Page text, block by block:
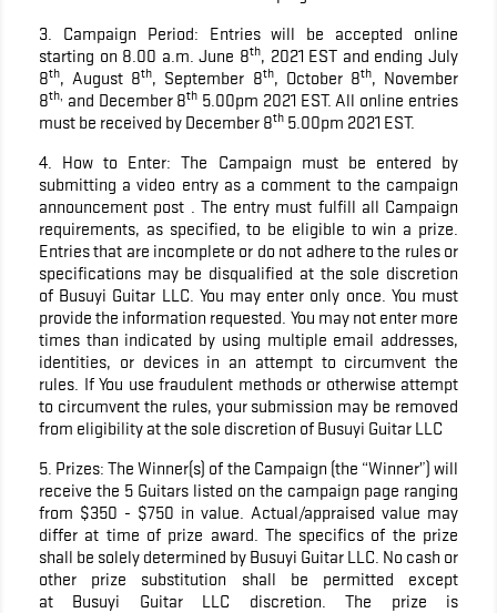
3. Campaign Period: Entries will be accepted online
starting on 8.00 a.m. June 8th, 2021 EST and ending July
8th, August 8th, September 8th, October 8th, November
8th, and December 8th 5.00pm 2021 EST. All online entries
must be received by December 8th 5.00pm 2021 EST.
4. How to Enter: The Campaign must be entered by
submitting a video entry as a comment to the campaign
announcement post . The entry must fulfill all Campaign
requirements, as specified, to be eligible to win a prize.
Entries that are incomplete or do not adhere to the rules or
specifications may be disqualified at the sole discretion
of Busuyi Guitar LLC. You may enter only once. You must
provide the information requested. You may not enter more
times than indicated by using multiple email addresses,
identities, or devices in an attempt to circumvent the
rules. If You use fraudulent methods or otherwise attempt
to circumvent the rules, your submission may be removed
from eligibility at the sole discretion of Busuyi Guitar LLC
5. Prizes: The Winner(s) of the Campaign (the “Winner”) will
receive the 5 Guitars listed on the campaign page ranging
from $350 - $750 in value. Actual/appraised value may
differ at time of prize award. The specifics of the prize
shall be solely determined by Busuyi Guitar LLC. No cash or
other prize substitution shall be permitted except
at Busuyi Guitar LLC discretion. The prize is